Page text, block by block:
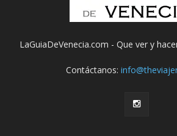
LaGuiaDeVenecia.com - Que ver y
Contáctanos: